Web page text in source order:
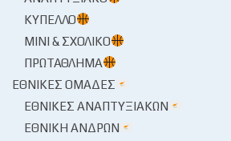
ΚΎΠΕΛΛΟ
ΜΊΝΙ & ΣΧΟΛΙΚΌ
ΠΡΩΤΆΘΛΗΜΑ
ΕΘΝΙΚΈΣ ΟΜΆΔΕΣ
ΕΘΝΙΚΈΣ ΑΝΑΠΤΥΞΙΑΚΏΝ
ΕΘΝΙΚΉ ΑΝΔΡΏΝ